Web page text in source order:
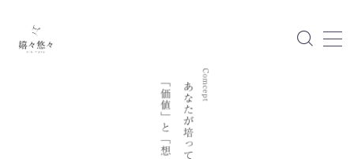
MENU